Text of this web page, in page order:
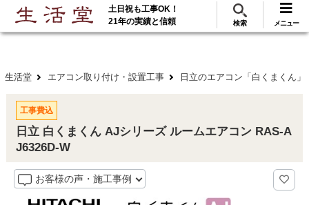
ご利用 288万･工事実績117万件! 無料見積
土日祝も工事OK！
21年の実績と信頼
検索 メニュー
生活堂 エアコン取り付け・設置工事 日立のエアコン「白くまくん」
工事費込
日立 白くまくん AJシリーズ ルームエアコン RAS-A
J6326D-W
お客様の声・施工事例